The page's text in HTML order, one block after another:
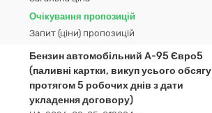
Очікування пропозицій
Запит (ціни) пропозицій
Бензин автомобільний А-95 Євро5
(паливні картки, викуп усього обсягу
протягом 5 робочих днів з дати
укладення договору)